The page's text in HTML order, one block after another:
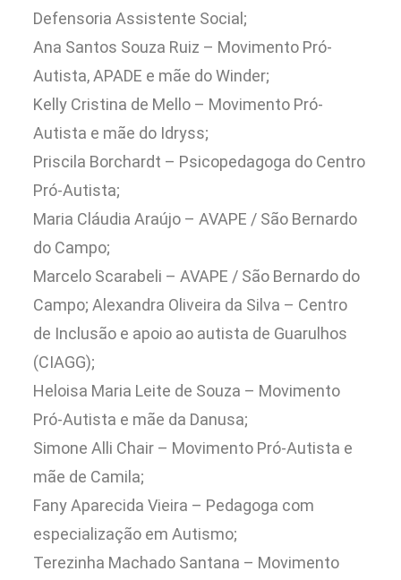
Defensoria Assistente Social;
Ana Santos Souza Ruiz – Movimento Pró-
Autista, APADE e mãe do Winder;
Kelly Cristina de Mello – Movimento Pró-
Autista e mãe do Idryss;
Priscila Borchardt – Psicopedagoga do Centro
Pró-Autista;
Maria Cláudia Araújo – AVAPE / São Bernardo
do Campo;
Marcelo Scarabeli – AVAPE / São Bernardo do
Campo; Alexandra Oliveira da Silva – Centro
de Inclusão e apoio ao autista de Guarulhos
(CIAGG);
Heloisa Maria Leite de Souza – Movimento
Pró-Autista e mãe da Danusa;
Simone Alli Chair – Movimento Pró-Autista e
mãe de Camila;
Fany Aparecida Vieira – Pedagoga com
especialização em Autismo;
Terezinha Machado Santana – Movimento